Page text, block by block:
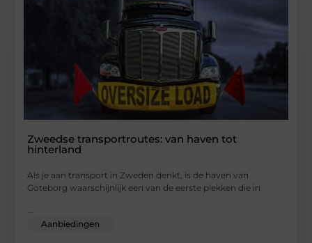
Zweedse transportroutes: van haven tot
hinterland
Als je aan transport in Zweden denkt, is de haven van
Göteborg waarschijnlijk een van de eerste plekken die in
...
Aanbiedingen